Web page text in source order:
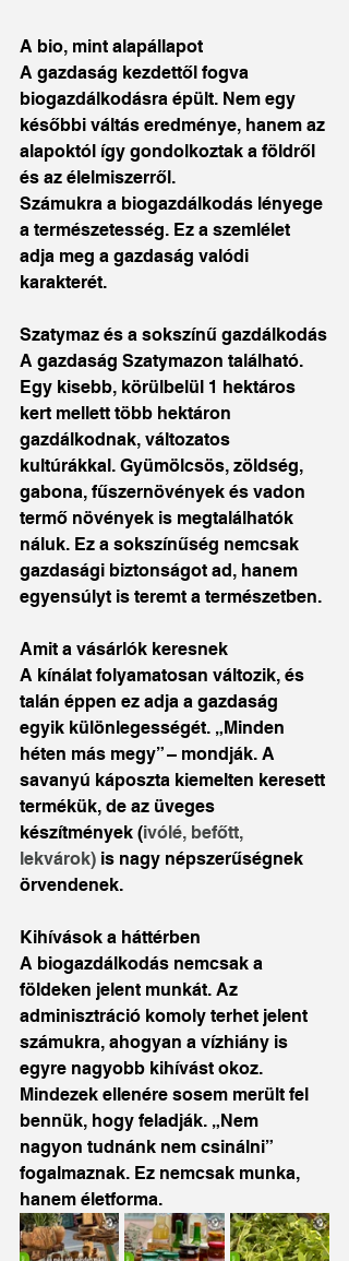
A bio, mint alapállapot
A gazdaság kezdettől fogva
biogazdálkodásra épült. Nem egy
későbbi váltás eredménye, hanem az
alapoktól így gondolkoztak a földről
és az élelmiszerről.
Számukra a biogazdálkodás lényege
a természetesség. Ez a szemlélet
adja meg a gazdaság valódi
karakterét.
Szatymaz és a sokszínű gazdálkodás
A gazdaság Szatymazon található.
Egy kisebb, körülbelül 1 hektáros
kert mellett több hektáron
gazdálkodnak, változatos
kultúrákkal. Gyümölcsös, zöldség,
gabona, fűszernövények és vadon
termő növények is megtalálhatók
náluk. Ez a sokszínűség nemcsak
gazdasági biztonságot ad, hanem
egyensúlyt is teremt a természetben.
Amit a vásárlók keresnek
A kínálat folyamatosan változik, és
talán éppen ez adja a gazdaság
egyik különlegességét. „Minden
héten más megy” – mondják. A
savanyú káposzta kiemelten keresett
termékük, de az üveges
készítmények (ivólé, befőtt,
lekvárok) is nagy népszerűségnek
örvendenek.
Kihívások a háttérben
A biogazdálkodás nemcsak a
földeken jelent munkát. Az
adminisztráció komoly terhet jelent
számukra, ahogyan a vízhiány is
egyre nagyobb kihívást okoz.
Mindezek ellenére sosem merült fel
bennük, hogy feladják. „Nem
nagyon tudnánk nem csinálni”
fogalmaznak. Ez nemcsak munka,
hanem életforma.